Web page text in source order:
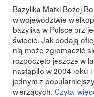
Bazylika Matki Bożej
w województwie
bazyliką w Polsce orz
świecie. Jak podają
nią może zgromadzić
rozpoczęto jeszcze w
nastąpiło w 2004 roku
jednym z
wierzących. Czytaj